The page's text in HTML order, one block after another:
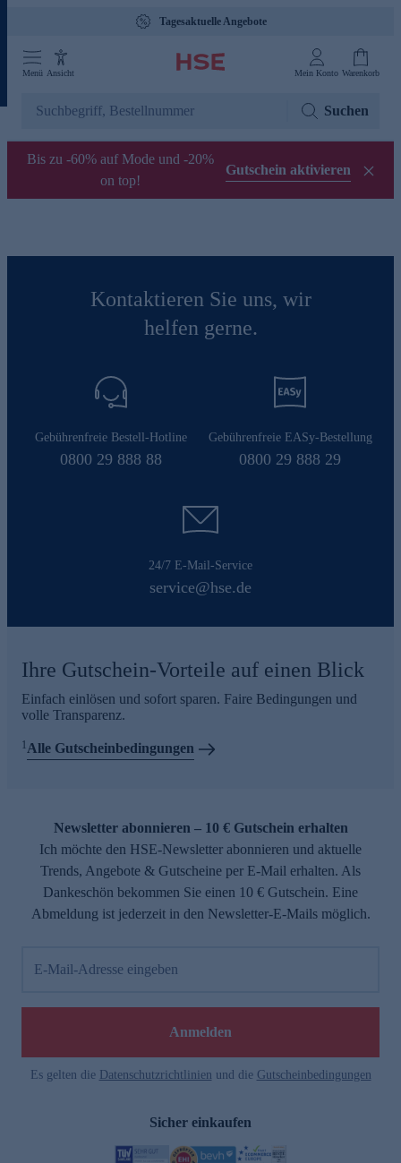
Tagesaktuelle Angebote
Menü Ansicht Mein Konto Warenkorb
Suchen
Bis zu -60% auf Mode und -20%
on top!
Gutschein aktivieren
Kontaktieren Sie uns, wir
helfen gerne.
Gebührenfreie Bestell-Hotline
0800 29 888 88
Gebührenfreie EASy-Bestellung
0800 29 888 29
24/7 E-Mail-Service
service@hse.de
Ihre Gutschein-Vorteile auf einen Blick
Einfach einlösen und sofort sparen. Faire Bedingungen und
volle Transparenz.
1Alle Gutscheinbedingungen
Newsletter abonnieren – 10 € Gutschein erhalten
Ich möchte den HSE-Newsletter abonnieren und aktuelle
Trends, Angebote & Gutscheine per E-Mail erhalten. Als
Dankeschön bekommen Sie einen 10 € Gutschein. Eine
Abmeldung ist jederzeit in den Newsletter-E-Mails möglich.
E-Mail-Adresse eingeben
Anmelden
Es gelten die Datenschutzrichtlinien und die Gutscheinbedingungen
Sicher einkaufen